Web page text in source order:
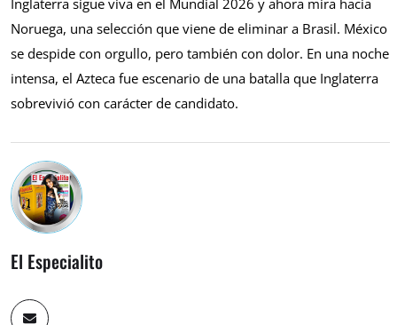
Inglaterra sigue viva en el Mundial 2026 y ahora mira hacia
Noruega, una selección que viene de eliminar a Brasil. México
se despide con orgullo, pero también con dolor. En una noche
intensa, el Azteca fue escenario de una batalla que Inglaterra
sobrevivió con carácter de candidato.
El Especialito